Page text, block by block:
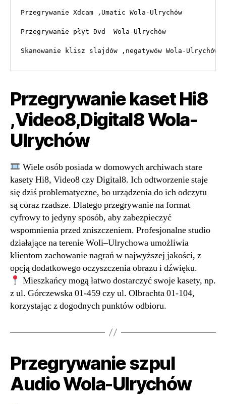
Przegrywanie Xdcam ,Umatic Wola-Ulrychów
Przegrywanie płyt Dvd  Wola-Ulrychów
Skanowanie klisz slajdów ,negatywów Wola-Ulrychów
Przegrywanie kaset Hi8
,Video8,Digital8 Wola-
Ulrychów
Wiele osób posiada w domowych archiwach stare
kasety Hi8, Video8 czy Digital8. Ich odtworzenie staje
się dziś problematyczne, bo urządzenia do ich odczytu
są coraz rzadsze. Dlatego przegrywanie na format
cyfrowy to jedyny sposób, aby zabezpieczyć
wspomnienia przed zniszczeniem. Profesjonalne studio
działające na terenie Woli–Ulrychowa umożliwia
klientom zachowanie nagrań w najwyższej jakości, z
opcją dodatkowego oczyszczenia obrazu i dźwięku.
Mieszkańcy mogą łatwo dostarczyć swoje kasety, np.
z ul. Górczewska 01-459 czy ul. Olbrachta 01-104,
korzystając z dogodnych punktów odbioru.
Przegrywanie szpul
Audio Wola-Ulrychów